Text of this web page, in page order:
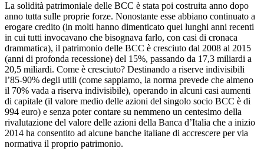
La solidità patrimoniale delle BCC è stata poi costruita anno dopo
anno tutta sulle proprie forze. Nonostante esse abbiano continuato a
erogare credito (in molti hanno dimenticato quei lunghi anni recenti
in cui tutti invocavano che bisognava farlo, con casi di cronaca
drammatica), il patrimonio delle BCC è cresciuto dal 2008 al 2015
(anni di profonda recessione) del 15%, passando da 17,3 miliardi a
20,5 miliardi. Come è cresciuto? Destinando a riserve indivisibili
l’85-90% degli utili (come sappiamo, la norma prevede che almeno
il 70% vada a riserva indivisibile), operando in alcuni casi aumenti
di capitale (il valore medio delle azioni del singolo socio BCC è di
994 euro) e senza poter contare su nemmeno un centesimo della
rivalutazione del valore delle azioni della Banca d’Italia che a inizio
2014 ha consentito ad alcune banche italiane di accrescere per via
normativa il proprio patrimonio.